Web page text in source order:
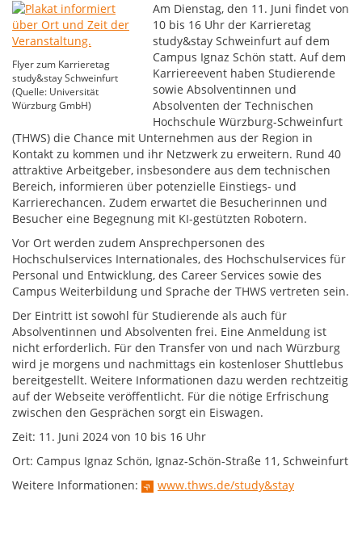
Flyer zum Karrieretag
study&stay Schweinfurt
(Quelle: Universität
Würzburg GmbH)
Am Dienstag, den 11. Juni findet von
10 bis 16 Uhr der Karrieretag
study&stay Schweinfurt auf dem
Campus Ignaz Schön statt. Auf dem
Karriereevent haben Studierende
sowie Absolventinnen und
Absolventen der Technischen
Hochschule Würzburg-Schweinfurt
(THWS) die Chance mit Unternehmen aus der Region in
Kontakt zu kommen und ihr Netzwerk zu erweitern. Rund 40
attraktive Arbeitgeber, insbesondere aus dem technischen
Bereich, informieren über potenzielle Einstiegs- und
Karrierechancen. Zudem erwartet die Besucherinnen und
Besucher eine Begegnung mit KI-gestützten Robotern.
Vor Ort werden zudem Ansprechpersonen des
Hochschulservices Internationales, des Hochschulservices für
Personal und Entwicklung, des Career Services sowie des
Campus Weiterbildung und Sprache der THWS vertreten sein.
Der Eintritt ist sowohl für Studierende als auch für
Absolventinnen und Absolventen frei. Eine Anmeldung ist
nicht erforderlich. Für den Transfer von und nach Würzburg
wird je morgens und nachmittags ein kostenloser Shuttlebus
bereitgestellt. Weitere Informationen dazu werden rechtzeitig
auf der Webseite veröffentlicht. Für die nötige Erfrischung
zwischen den Gesprächen sorgt ein Eiswagen.
Zeit: 11. Juni 2024 von 10 bis 16 Uhr
Ort: Campus Ignaz Schön, Ignaz-Schön-Straße 11, Schweinfurt
Weitere Informationen:
www.thws.de/study&stay